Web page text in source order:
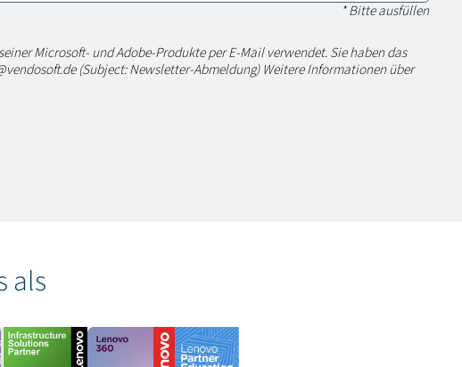
* Bitte ausfüllen
Microsoft- und Adobe-Produkte per E-Mail verwendet. Sie haben das
(Subject: Newsletter-Abmeldung) Weitere Informationen über
als